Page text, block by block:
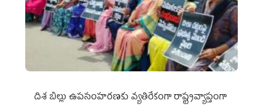
దిశ బిల్లు ఉపసంహరణకు వ్యతిరేకంగా రాష్ట్రవ్యాప్తంగా